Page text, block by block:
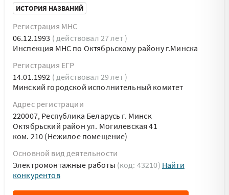
ИСТОРИЯ НАЗВАНИЙ
Регистрация МНС
06.12.1993 ( действовал 27 лет )
Инспекция МНС по Октябрьскому району г.Минска
Регистрация ЕГР
14.01.1992 ( действовал 29 лет )
Минский городской исполнительный комитет
Адрес регистрации
220007, Республика Беларусь г. Минск
Октябрьский район ул. Могилевская 41
ком. 210 (Нежилое помещение)
Основной вид деятельности
Электромонтажные работы (код: 43210) Найти
конкурентов